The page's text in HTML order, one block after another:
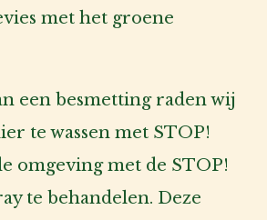
met het groene
een besmetting raden wij
te wassen met STOP!
omgeving met de STOP!
te behandelen. Deze